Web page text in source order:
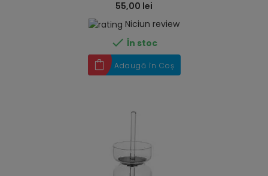
55,00 lei
Niciun review
 În stoc
Adaugă în Coș